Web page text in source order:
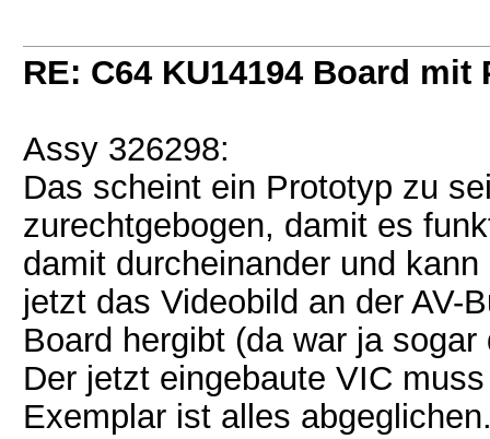
RE: C64 KU14194 Board mit
Assy 326298:
Das scheint ein Prototyp zu
zurechtgebogen, damit es
damit durcheinander und
jetzt das Videobild an der AV-
Board hergibt (da war ja
Der jetzt eingebaute VIC
Exemplar ist alles